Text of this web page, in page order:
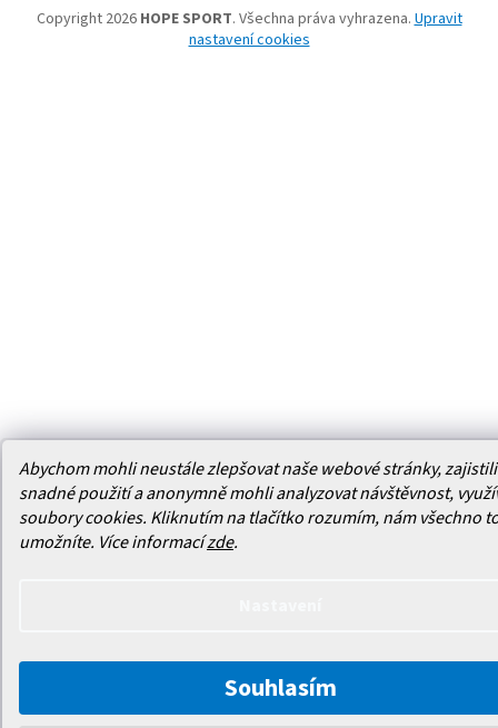
Abychom mohli neustále zlepšovat naše webové stránky,
snadné použití a anonymně mohli analyzovat návštěvnost,
soubory cookies. Kliknutím na tlačítko rozumím, nám všechno
umožníte. Více informacízde.
Souhlasím
Copyright 2026 HOPE SPORT. Všechna práva vyhrazena. Upravit
nastavení cookies